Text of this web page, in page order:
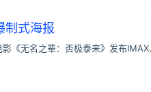
制式海报
《无名之辈：否极泰来》发布IMAX